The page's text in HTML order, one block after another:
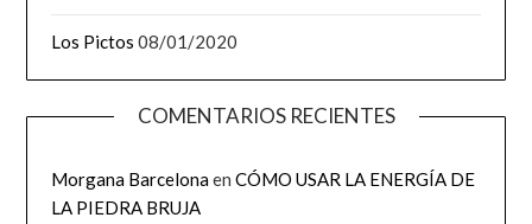
Los Pictos 08/01/2020
COMENTARIOS RECIENTES
Morgana BarcelonaenCÓMO USAR LA ENERGÍA DE
LA PIEDRA BRUJA